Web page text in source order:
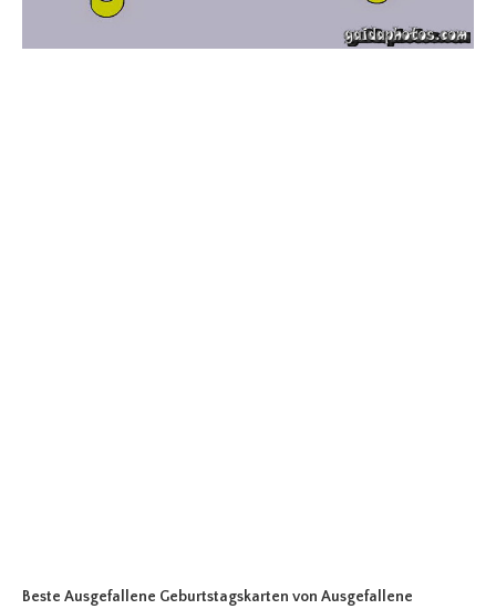
Beste Ausgefallene Geburtstagskarten von Ausgefallene